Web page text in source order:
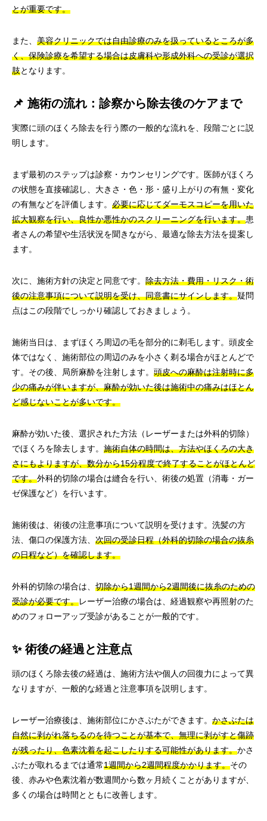
とが重要です。
また、 美容クリニックでは自由診療のみを扱っているところが多
く、保険診療を希望する場合は皮膚科や形成外科への受診が選択
肢となります。
📌 施術の流れ：診察から除去後のケアまで
実際に頭のほくろ除去を行う際の一般的な流れを、段階ごとに説
明します。
まず最初のステップは診察・カウンセリングです。医師がほくろ
の状態を直接確認し、大きさ・色・形・盛り上がりの有無・変化
の有無などを評価します。 必要に応じてダーモスコピーを用いた
拡大観察を行い、良性か悪性かのスクリーニングを行います。患
者さんの希望や生活状況を聞きながら、最適な除去方法を提案し
ます。
次に、施術方針の決定と同意です。 除去方法・費用・リスク・術
後の注意事項について説明を受け、同意書にサインします。疑問
点はこの段階でしっかり確認しておきましょう。
施術当日は、まずほくろ周辺の毛を部分的に剃毛します。頭皮全
体ではなく、施術部位の周辺のみを小さく剃る場合がほとんどで
す。その後、局所麻酔を注射します。 頭皮への麻酔は注射時に多
少の痛みが伴いますが、麻酔が効いた後は施術中の痛みはほとん
ど感じないことが多いです。
麻酔が効いた後、選択された方法（レーザーまたは外科的切除）
でほくろを除去します。 施術自体の時間は、方法やほくろの大き
さにもよりますが、数分から15分程度で終了することがほとんど
です。外科的切除の場合は縫合を行い、術後の処置（消毒・ガー
ゼ保護など）を行います。
施術後は、術後の注意事項について説明を受けます。洗髪の方
法、傷口の保護方法、 次回の受診日程（外科的切除の場合の抜糸
の日程など）を確認します。
外科的切除の場合は、 切除から1週間から2週間後に抜糸のための
受診が必要です。レーザー治療の場合は、経過観察や再照射のた
めのフォローアップ受診があることが一般的です。
✨ 術後の経過と注意点
頭のほくろ除去後の経過は、施術方法や個人の回復力によって異
なりますが、一般的な経過と注意事項を説明します。
レーザー治療後は、施術部位にかさぶたができます。 かさぶたは
自然に剥がれ落ちるのを待つことが基本で、無理に剥がすと傷跡
が残ったり、色素沈着を起こしたりする可能性があります。かさ
ぶたが取れるまでは通常1週間から2週間程度かかります。その
後、赤みや色素沈着が数週間から数ヶ月続くことがありますが、
多くの場合は時間とともに改善します。